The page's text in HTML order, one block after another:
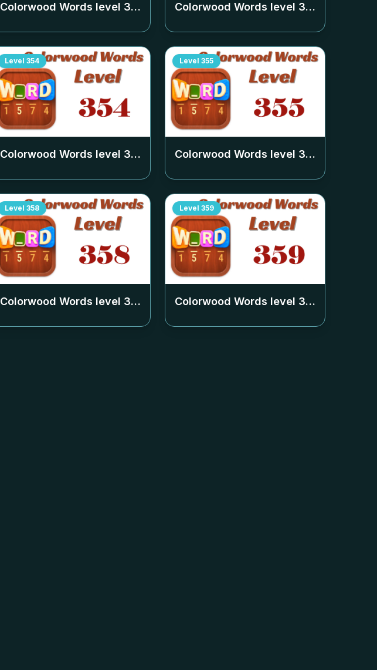
Colorwood Words level 350 Colorwood Words level 351
Level 354
Colorwood Words level 354
Level 355
Colorwood Words level 355
Level 358
Colorwood Words level 358
Level 359
Colorwood Words level 359